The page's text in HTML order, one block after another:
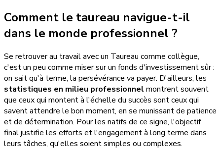
Comment le taureau navigue-t-il
dans le monde professionnel ?
Se retrouver au travail avec un Taureau comme collègue,
c'est un peu comme miser sur un fonds d'investissement sûr :
on sait qu'à terme, la persévérance va payer. D'ailleurs, les
statistiques en milieu professionnel montrent souvent
que ceux qui montent à l'échelle du succès sont ceux qui
savent attendre le bon moment, en se munissant de patience
et de détermination. Pour les natifs de ce signe, l'objectif
final justifie les efforts et l'engagement à long terme dans
leurs tâches, qu'elles soient simples ou complexes.